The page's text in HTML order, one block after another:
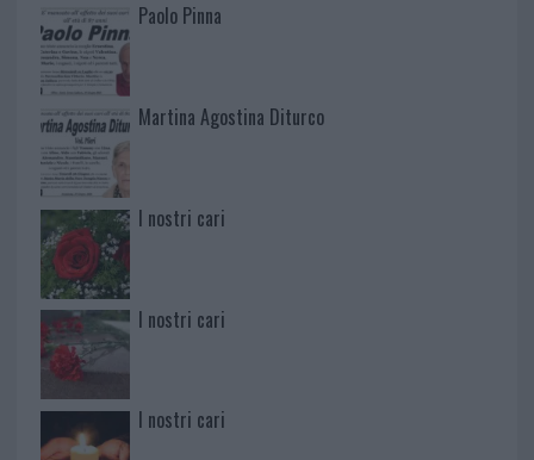
Paolo Pinna
Martina Agostina Diturco
I nostri cari
I nostri cari
I nostri cari